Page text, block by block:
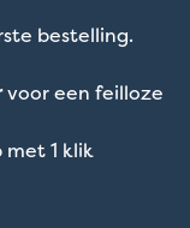
bestelling.
voor een feilloze
met 1 klik